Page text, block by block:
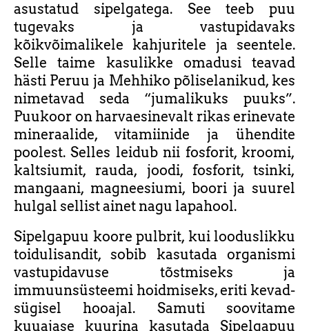
asustatud sipelgatega. See teeb puu
tugevaks ja vastupidavaks
kõikvõimalikele kahjuritele ja seentele.
Selle taime kasulikke omadusi teavad
hästi Peruu ja Mehhiko põliselanikud, kes
nimetavad seda “jumalikuks puuks”.
Puukoor on harvaesinevalt rikas erinevate
mineraalide, vitamiinide ja ühendite
poolest. Selles leidub nii fosforit, kroomi,
kaltsiumit, rauda, joodi, fosforit, tsinki,
mangaani, magneesiumi, boori ja suurel
hulgal sellist ainet nagu lapahool.
Sipelgapuu koore pulbrit, kui looduslikku
toidulisandit, sobib kasutada organismi
vastupidavuse tõstmiseks ja
immuunsüsteemi hoidmiseks, eriti kevad-
sügisel hooajal. Samuti soovitame
kuuajase kuurina kasutada Sipelgapuu